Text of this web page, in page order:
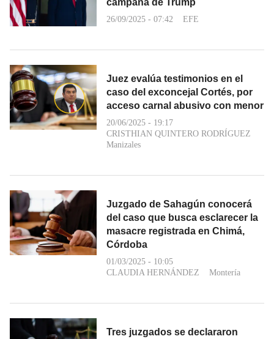
26/09/2025 - 07:42 EFE
Juez evalúa testimonios en el
caso del exconcejal Cortés, por
acceso carnal abusivo con menor
20/06/2025 - 19:17
CRISTHIAN QUINTERO RODRÍGUEZ
Manizales
Juzgado de Sahagún conocerá
del caso que busca esclarecer la
masacre registrada en Chimá,
Córdoba
01/03/2025 - 10:05
CLAUDIA HERNÁNDEZ
Montería
Tres juzgados se declararon